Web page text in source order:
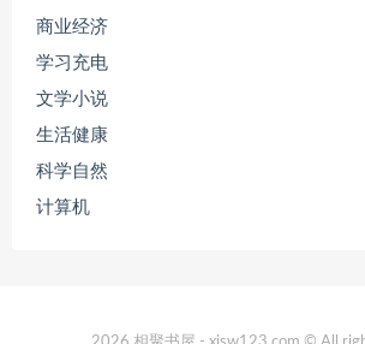
商业经济
学习充电
文学小说
生活健康
科学自然
计算机